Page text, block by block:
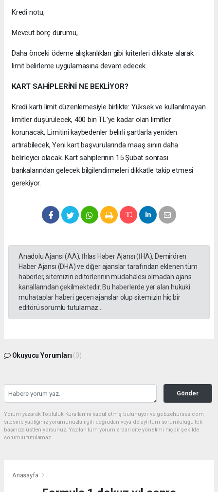
Kredi notu,
Mevcut borç durumu,
Daha önceki ödeme alışkanlıkları gibi kriterleri dikkate alarak
limit belirleme uygulamasına devam edecek.
KART SAHİPLERİNİ NE BEKLİYOR?
Kredi kartı limit düzenlemesiyle birlikte: Yüksek ve kullanılmayan
limitler düşürülecek, 400 bin TL’ye kadar olan limitler
korunacak, Limitini kaybedenler belirli şartlarla yeniden
artırabilecek, Yeni kart başvurularında maaş sınırı daha
belirleyici olacak. Kart sahiplerinin 15 Şubat sonrası
bankalarından gelecek bilgilendirmeleri dikkatle takip etmesi
gerekiyor.
Anadolu Ajansı (AA), İhlas Haber Ajansı (İHA), Demirören
Haber Ajansı (DHA) ve diğer ajanslar tarafından eklenen tüm
haberler, sitemizin editörlerinin müdahalesi olmadan ajans
kanallarından çekilmektedir. Bu haberlerde yer alan hukuki
muhataplar haberi geçen ajanslar olup sitemizin hiç bir
editörü sorumlu tutulamaz...
Okuyucu Yorumları (0)
Gönder
Yorum yazarak Topluluk Kuralları’nı kabul etmiş bulunuyor ve gebzehurses.com
sitesine yaptığınız yorumunuzla ilgili doğrudan veya dolaylı tüm sorumluluğu tek
başınıza üstleniyorsunuz. Yazılan tüm yorumlardan site yönetimi hiçbir şekilde
sorumlu tutulamaz.
Anasayfa